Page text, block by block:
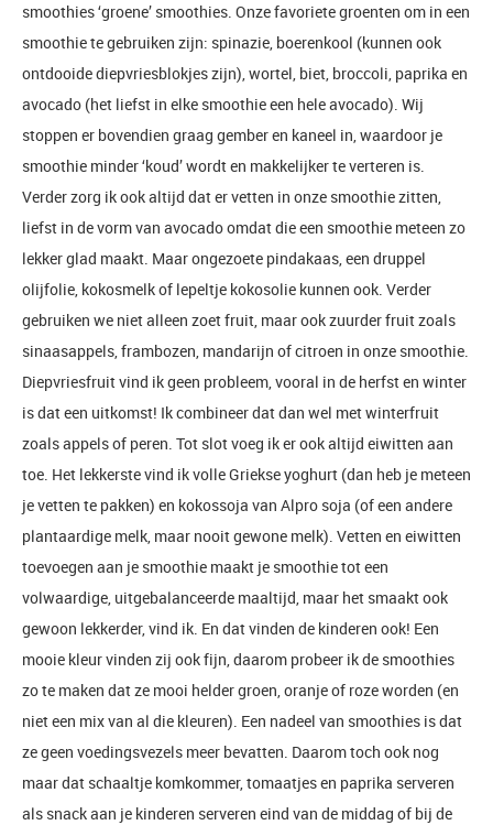
smoothies ‘groene’ smoothies. Onze favoriete groenten om in een
smoothie te gebruiken zijn: spinazie, boerenkool (kunnen ook
ontdooide diepvriesblokjes zijn), wortel, biet, broccoli, paprika en
avocado (het liefst in elke smoothie een hele avocado). Wij
stoppen er bovendien graag gember en kaneel in, waardoor je
smoothie minder ‘koud’ wordt en makkelijker te verteren is.
Verder zorg ik ook altijd dat er vetten in onze smoothie zitten,
liefst in de vorm van avocado omdat die een smoothie meteen zo
lekker glad maakt. Maar ongezoete pindakaas, een druppel
olijfolie, kokosmelk of lepeltje kokosolie kunnen ook. Verder
gebruiken we niet alleen zoet fruit, maar ook zuurder fruit zoals
sinaasappels, frambozen, mandarijn of citroen in onze smoothie.
Diepvriesfruit vind ik geen probleem, vooral in de herfst en winter
is dat een uitkomst! Ik combineer dat dan wel met winterfruit
zoals appels of peren. Tot slot voeg ik er ook altijd eiwitten aan
toe. Het lekkerste vind ik volle Griekse yoghurt (dan heb je meteen
je vetten te pakken) en kokossoja van Alpro soja (of een andere
plantaardige melk, maar nooit gewone melk). Vetten en eiwitten
toevoegen aan je smoothie maakt je smoothie tot een
volwaardige, uitgebalanceerde maaltijd, maar het smaakt ook
gewoon lekkerder, vind ik. En dat vinden de kinderen ook! Een
mooie kleur vinden zij ook fijn, daarom probeer ik de smoothies
zo te maken dat ze mooi helder groen, oranje of roze worden (en
niet een mix van al die kleuren). Een nadeel van smoothies is dat
ze geen voedingsvezels meer bevatten. Daarom toch ook nog
maar dat schaaltje komkommer, tomaatjes en paprika serveren
als snack aan je kinderen serveren eind van de middag of bij de